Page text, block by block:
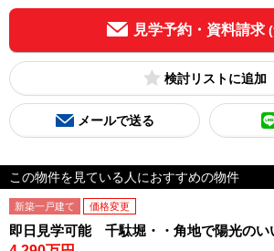
見学予約・資料請求
検討リスト
メールで送る
この物件を見ている人におすすめの物件
新築一戸建て 価格変更
即日見学可能 千駄堀・・角地で陽光のい